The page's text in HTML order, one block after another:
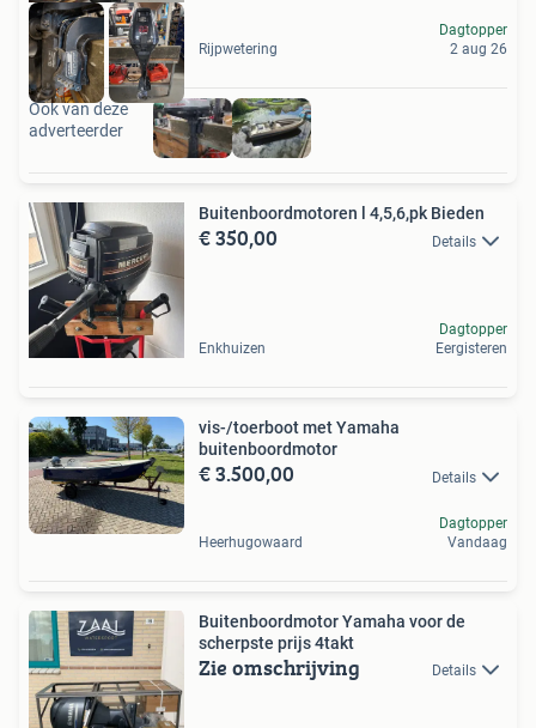
Rijpwetering
Dagtopper
2 aug 26
Ook van deze
adverteerder
Buitenboordmotoren l 4,5,6,pk Bieden
€ 350,00 Details
Enkhuizen
Dagtopper
Eergisteren
vis-/toerboot met Yamaha
buitenboordmotor
€ 3.500,00 Details
Heerhugowaard
Dagtopper
Vandaag
Buitenboordmotor Yamaha voor de
scherpste prijs 4takt
Zie omschrijving Details